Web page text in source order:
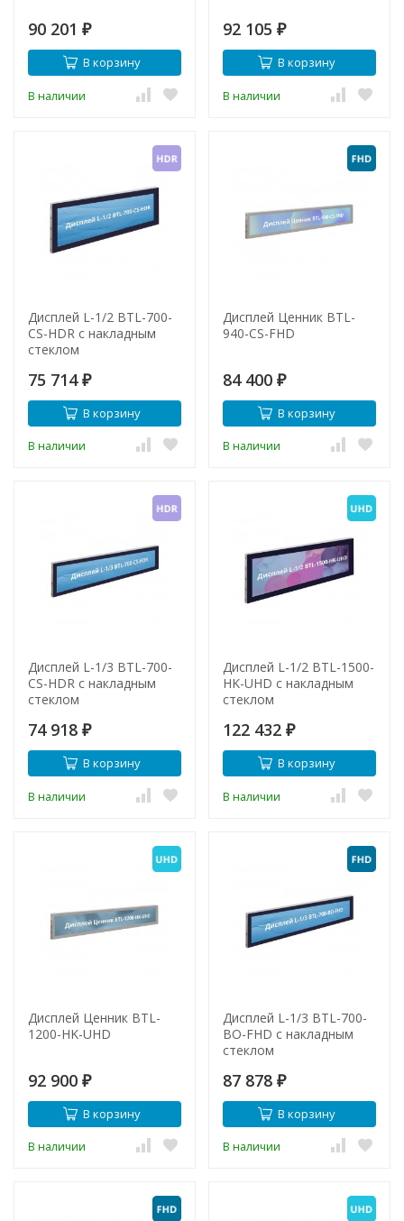
90 201 ₽
В корзину
В наличии
92 105 ₽
В корзину
В наличии
Дисплей L-1/2 BTL-700-
CS-HDR с накладным
стеклом
75 714 ₽
В корзину
В наличии
Дисплей Ценник BTL-
940-CS-FHD
84 400 ₽
В корзину
В наличии
Дисплей L-1/3 BTL-700-
CS-HDR с накладным
стеклом
74 918 ₽
В корзину
В наличии
Дисплей L-1/2 BTL-1500-
HK-UHD с накладным
стеклом
122 432 ₽
В корзину
В наличии
Дисплей Ценник BTL-
1200-HK-UHD
92 900 ₽
В корзину
В наличии
Дисплей L-1/3 BTL-700-
BO-FHD с накладным
стеклом
87 878 ₽
В корзину
В наличии